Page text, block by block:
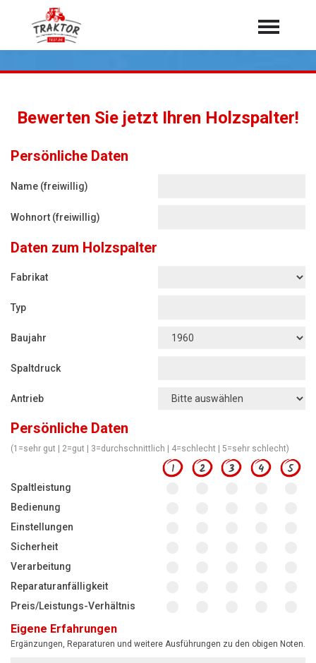
Home
Mähdrescher
Feldhäcksler
Hoflader
Jetzt Bewerten
Über 7.000 Testberichte
Bewerten Sie jetzt Ihren Holzspalter!
Persönliche Daten
Name (freiwillig)
Wohnort (freiwillig)
Daten zum Holzspalter
Fabrikat
Typ
Baujahr
Spaltdruck
Antrieb
Persönliche Daten
(1=sehr gut | 2=gut | 3=durchschnittlich | 4=schlecht | 5=sehr schlecht)
1 2 3 4 5
Spaltleistung
Bedienung
Einstellungen
Sicherheit
Verarbeitung
Reparaturanfälligkeit
Preis/Leistungs-Verhältnis
Eigene Erfahrungen
Ergänzungen, Reparaturen und weitere Ausführungen zu den obigen Noten.